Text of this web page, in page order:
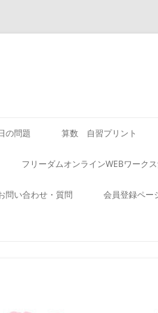
の問題 算数 自習プリント
フリーダムオンラインWEBワーク
問い合わせ・質問 会員登録ペー